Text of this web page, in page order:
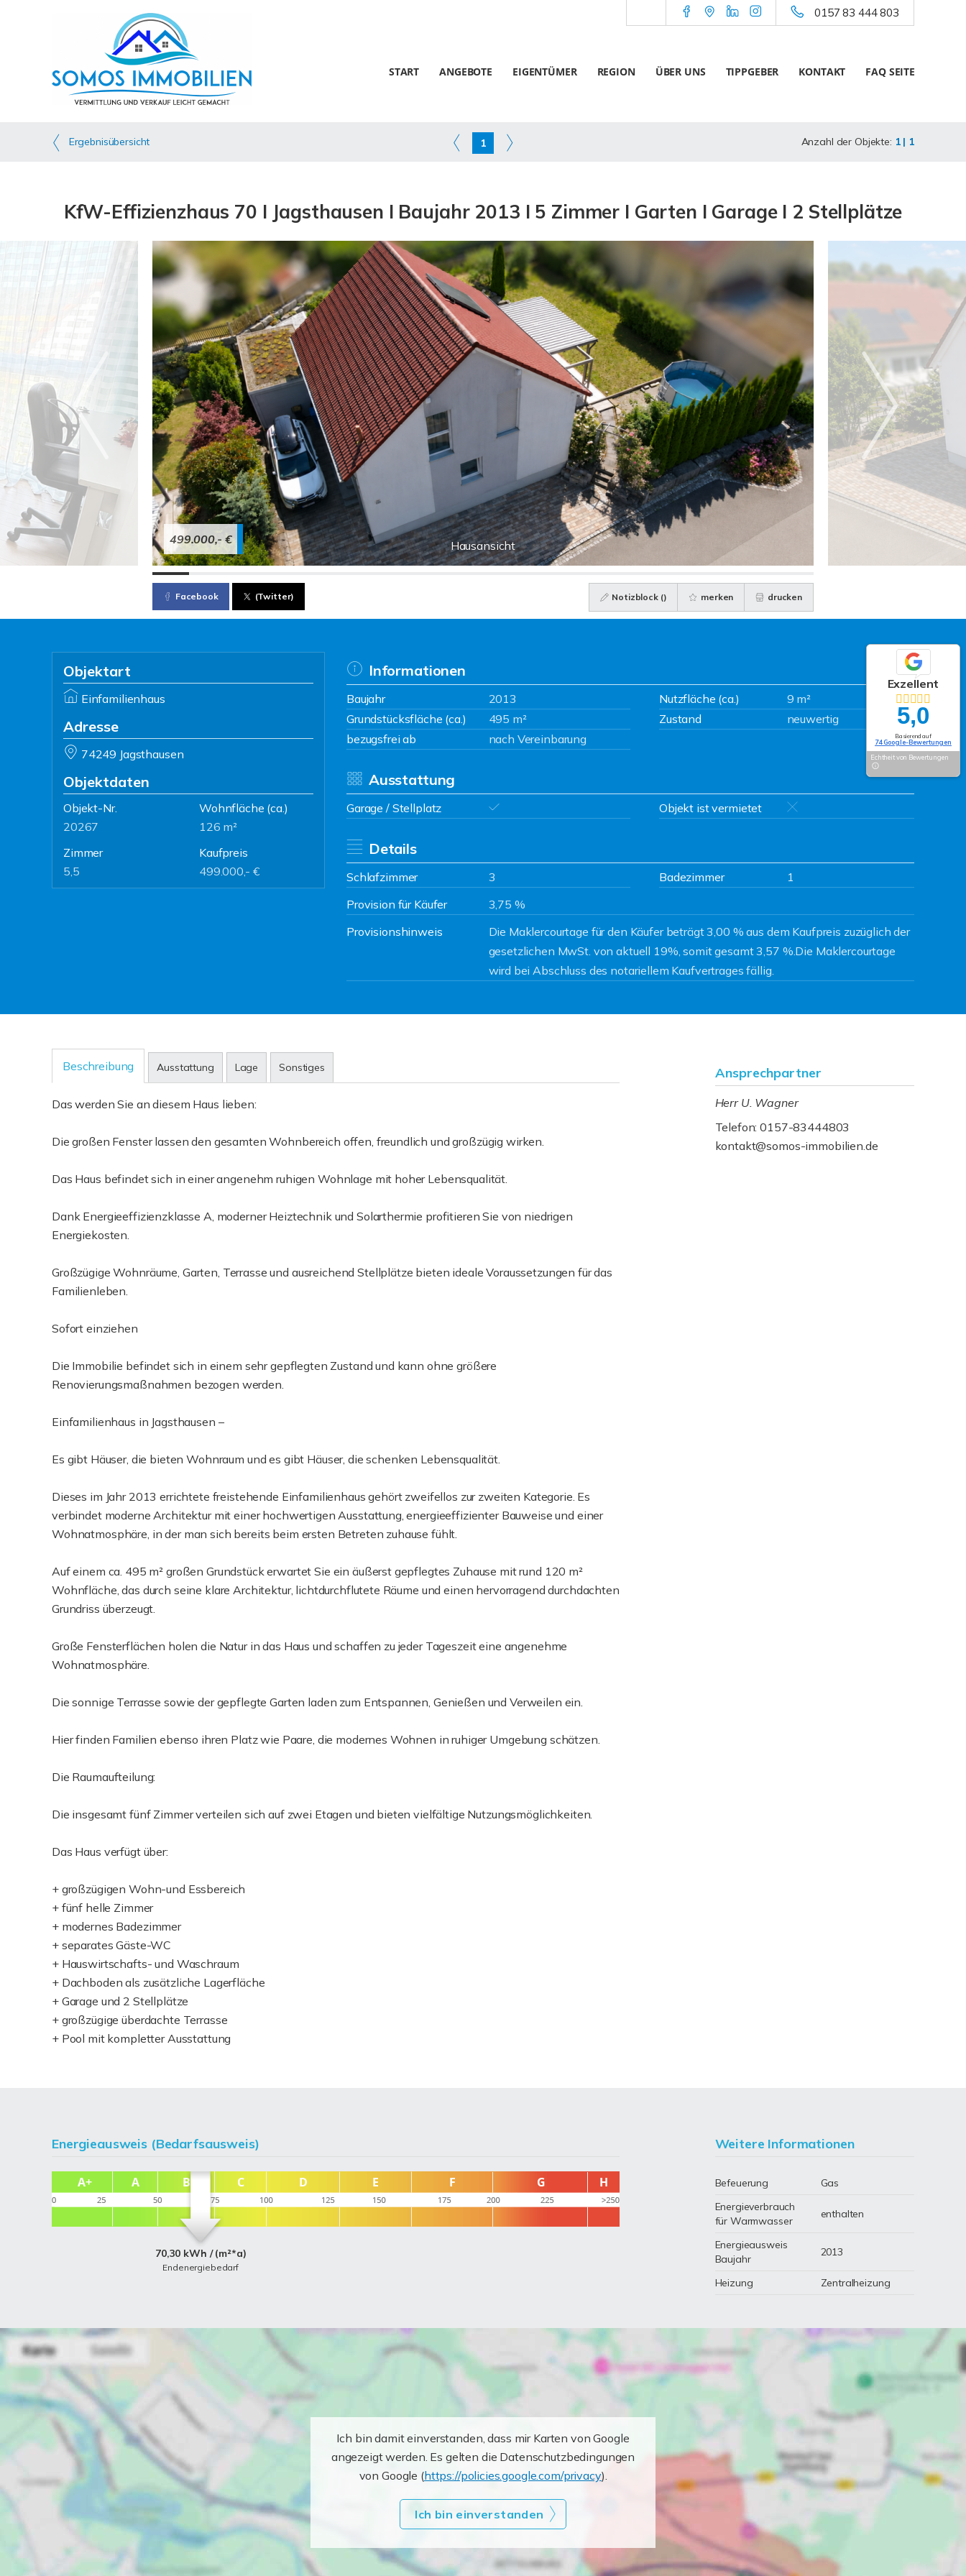
0157 83 444 803
START ANGEBOTE EIGENTÜMER REGION ÜBER UNS TIPPGEBER KONTAKT FAQ SEITE
Ergebnisübersicht 1 Anzahl der Objekte: 1 | 1
KfW-Effizienzhaus 70 I Jagsthausen I Baujahr 2013 I 5 Zimmer I Garten I Garage I 2 Stellplätze
Hausansicht
499.000,- €
Facebook (Twitter) Notizblock () merken drucken
Objektart
Einfamilienhaus
Adresse
74249 Jagsthausen
Objektdaten
Objekt-Nr.
20267
Wohnfläche (ca.)
126 m²
Zimmer
5,5
Kaufpreis
499.000,- €
Informationen
Baujahr 2013 Nutzfläche (ca.)
9 m²
Grundstücksfläche (ca.)
495 m² Zustand
neuwertig
bezugsfrei ab
nach Vereinbarung
Ausstattung
Garage / Stellplatz Objekt ist vermietet
Details
Schlafzimmer 3 Badezimmer
1
Provision für Käufer
3,75 %
Provisionshinweis
Die Maklercourtage für den Käufer beträgt 3,00 % aus dem Kaufpreis zuzüglich der
gesetzlichen MwSt. von aktuell 19%, somit gesamt 3,57 %.Die Maklercourtage
wird bei Abschluss des notariellem Kaufvertrages fällig.
Beschreibung Ausstattung Lage Sonstiges
Das werden Sie an diesem Haus lieben:
Die großen Fenster lassen den gesamten Wohnbereich offen, freundlich und großzügig wirken.
Das Haus befindet sich in einer angenehm ruhigen Wohnlage mit hoher Lebensqualität.
Dank Energieeffizienzklasse A, moderner Heiztechnik und Solarthermie profitieren Sie von niedrigen
Energiekosten.
Großzügige Wohnräume, Garten, Terrasse und ausreichend Stellplätze bieten ideale Voraussetzungen für das
Familienleben.
Sofort einziehen
Die Immobilie befindet sich in einem sehr gepflegten Zustand und kann ohne größere
Renovierungsmaßnahmen bezogen werden.
Einfamilienhaus in Jagsthausen –
Es gibt Häuser, die bieten Wohnraum und es gibt Häuser, die schenken Lebensqualität.
Dieses im Jahr 2013 errichtete freistehende Einfamilienhaus gehört zweifellos zur zweiten Kategorie. Es
verbindet moderne Architektur mit einer hochwertigen Ausstattung, energieeffizienter Bauweise und einer
Wohnatmosphäre, in der man sich bereits beim ersten Betreten zuhause fühlt.
Auf einem ca. 495 m² großen Grundstück erwartet Sie ein äußerst gepflegtes Zuhause mit rund 120 m²
Wohnfläche, das durch seine klare Architektur, lichtdurchflutete Räume und einen hervorragend durchdachten
Grundriss überzeugt.
Große Fensterflächen holen die Natur in das Haus und schaffen zu jeder Tageszeit eine angenehme
Wohnatmosphäre.
Die sonnige Terrasse sowie der gepflegte Garten laden zum Entspannen, Genießen und Verweilen ein.
Hier finden Familien ebenso ihren Platz wie Paare, die modernes Wohnen in ruhiger Umgebung schätzen.
Die Raumaufteilung:
Die insgesamt fünf Zimmer verteilen sich auf zwei Etagen und bieten vielfältige Nutzungsmöglichkeiten.
Das Haus verfügt über:
+ großzügigen Wohn-und Essbereich
+ fünf helle Zimmer
+ modernes Badezimmer
+ separates Gäste-WC
+ Hauswirtschafts- und Waschraum
+ Dachboden als zusätzliche Lagerfläche
+ Garage und 2 Stellplätze
+ großzügige überdachte Terrasse
+ Pool mit kompletter Ausstattung
Ansprechpartner
Herr U. Wagner
Telefon: 0157-83444803
kontakt@somos-immobilien.de
Energieausweis (Bedarfsausweis)
70,30 kWh / (m²*a)
Endenergiebedarf
Weitere Informationen
Befeuerung
Gas
Energieverbrauch
für Warmwasser
enthalten
Energieausweis
Baujahr
2013
Heizung Zentralheizung
Ich bin damit einverstanden, dass mir Karten von Google
angezeigt werden. Es gelten die Datenschutzbedingungen
von Google (https://policies.google.com/privacy).
Ich bin einverstanden
Exzellent
5,0
Basierend auf
74 Google-Bewertungen
Echtheit von Bewertungen